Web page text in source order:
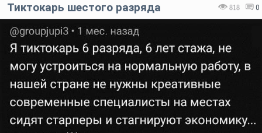
818 0
Тиктокарь шестого разряда